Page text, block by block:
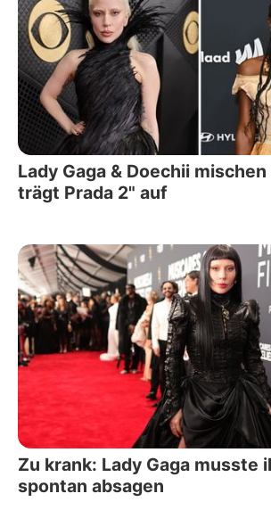
Lady Gaga & Doechii
trägt Prada 2" auf
Zu krank: Lady Gaga musste
spontan absagen